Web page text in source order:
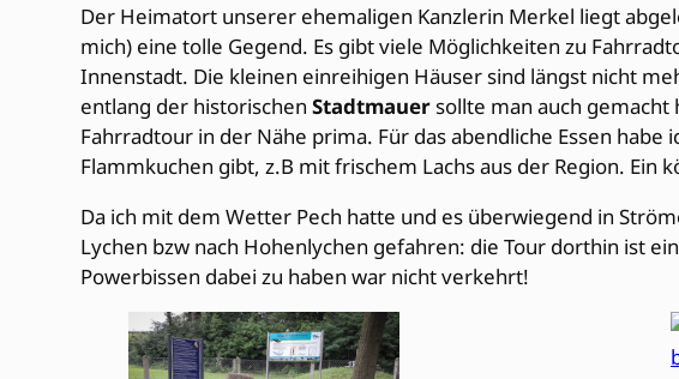
Der Heimatort unserer ehemaligen Kanzlerin Merkel liegt
mich) eine tolle Gegend. Es gibt viele Möglichkeiten zu
Innenstadt. Die kleinen einreihigen Häuser sind längst nicht
entlang der historischenStadtmauer sollte man auch
Fahrradtour in der Nähe prima. Für das abendliche Essen
Flammkuchen gibt, z.B mit frischem Lachs aus der Region. Ein
Da ich mit dem Wetter Pech hatte und es überwiegend in
Lychen bzw nach Hohenlychen gefahren: die Tour dorthin ist
Powerbissen dabei zu haben war nicht verkehrt!